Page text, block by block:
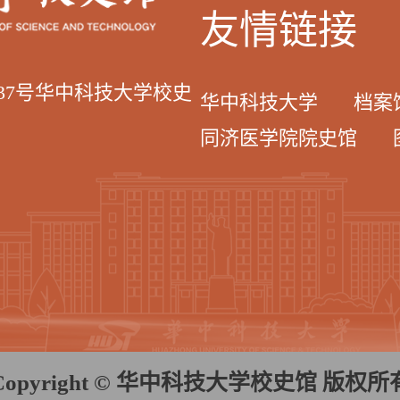
号华中科技大学校史
友情链接
华中科技大学
档案
同济医学院院史馆
© 华中科技大学校史馆 版权所